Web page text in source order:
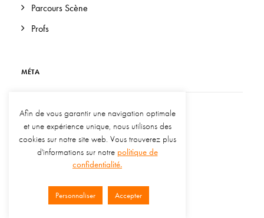
Parcours Scène
Profs
MÉTA
Connexion
Flux des publications
Flux des commentaires
Afin de vous garantir une navigation optimale
et une expérience unique, nous utilisons des
cookies sur notre site web. Vous trouverez plus
d'informations sur notre politique de
confidentialité.
Personnaliser Accepter